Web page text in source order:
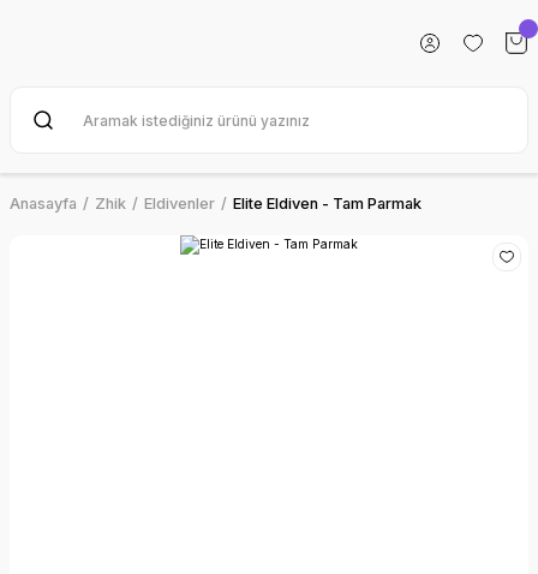
Anasayfa Zhik Eldivenler Elite Eldiven - Tam Parmak